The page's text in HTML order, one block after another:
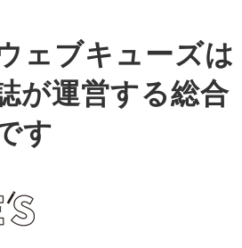
ェブキューズは
が運営する総合
す